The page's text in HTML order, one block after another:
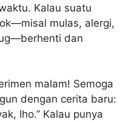
Kalau suatu
mulas, alergi,
dan
malam! Semoga
dengan cerita baru:
lho.” Kalau punya